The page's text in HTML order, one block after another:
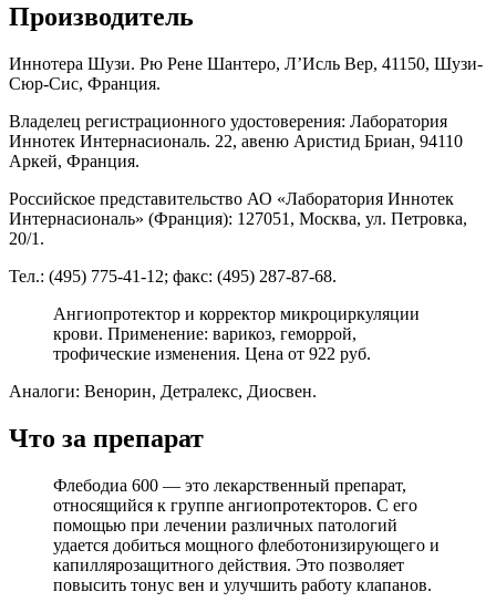
Производитель
Иннотера Шузи. Рю Рене Шантеро, Л’Исль Вер, 41150, Шузи-
Сюр-Сис, Франция.
Владелец регистрационного удостоверения: Лаборатория
Иннотек Интернасиональ. 22, авеню Аристид Бриан, 94110
Аркей, Франция.
Российское представительство АО «Лаборатория Иннотек
Интернасиональ» (Франция): 127051, Москва, ул. Петровка,
20/1.
Тел.: (495) 775-41-12; факс: (495) 287-87-68.
Ангиопротектор и корректор микроциркуляции
крови. Применение: варикоз, геморрой,
трофические изменения. Цена от 922 руб.
Аналоги: Венорин, Детралекс, Диосвен.
Что за препарат
Флебодиа 600 — это лекарственный препарат,
относящийся к группе ангиопротекторов. С его
помощью при лечении различных патологий
удается добиться мощного флеботонизирующего и
капиллярозащитного действия. Это позволяет
повысить тонус вен и улучшить работу клапанов.